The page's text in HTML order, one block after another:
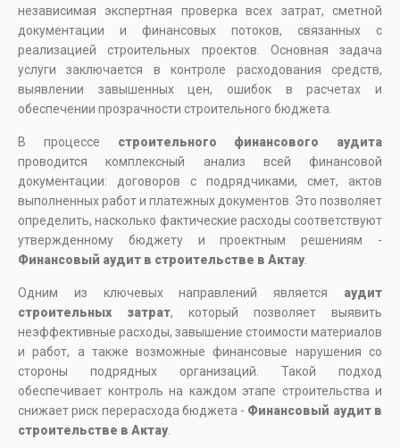
независимая экспертная проверка всех затрат, сметной
документации и финансовых потоков, связанных с
реализацией строительных проектов. Основная задача
услуги заключается в контроле расходования средств,
выявлении завышенных цен, ошибок в расчетах и
обеспечении прозрачности строительного бюджета.
В процессе строительного финансового аудита
проводится комплексный анализ всей финансовой
документации: договоров с подрядчиками, смет, актов
выполненных работ и платежных документов. Это позволяет
определить, насколько фактические расходы соответствуют
утвержденному бюджету и проектным решениям -
Финансовый аудит в строительстве в Актау.
Одним из ключевых направлений является аудит
строительных затрат, который позволяет выявить
неэффективные расходы, завышение стоимости материалов
и работ, а также возможные финансовые нарушения со
стороны подрядных организаций. Такой подход
обеспечивает контроль на каждом этапе строительства и
снижает риск перерасхода бюджета - Финансовый аудит в
строительстве в Актау.